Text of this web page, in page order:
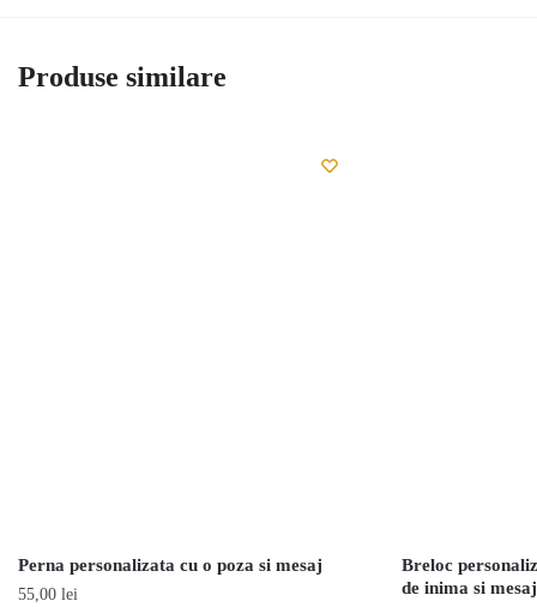
Produse similare
Perna personalizata cu o poza si mesaj
55,00 lei
Breloc
de inima si mesaj